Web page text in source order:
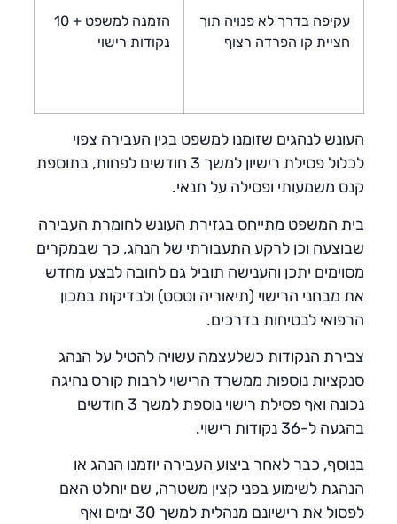
עקיפה בדרך לא פנויה תוך
חציית קו הפרדה רצוף
הזמנה למשפט + 10
נקודות רישוי
העונש לנהגים שזומנו למשפט בגין העבירה צפוי
לכלול פסילת רישיון למשך 3 חודשים לפחות, בתוספת
קנס משמעותי ופסילה על תנאי.
בית המשפט מתייחס בגזירת העונש לחומרת העבירה
שבוצעה וכן לרקע התעבורתי של הנהג, כך שבמקרים
מסוימים יתכן והענישה תוביל גם לחובה לבצע מחדש
את מבחני הרישוי (תיאוריה וטסט) ולבדיקות במכון
הרפואי לבטיחות בדרכים.
צבירת הנקודות כשלעצמה עשויה להטיל על הנהג
סנקציות נוספות ממשרד הרישוי לרבות קורס נהיגה
נכונה ואף פסילת רישוי נוספת למשך 3 חודשים
בהגעה ל-36 נקודות רישוי.
בנוסף, כבר לאחר ביצוע העבירה יוזמנו הנהג או
הנהגת לשימוע בפני קצין משטרה, שם יוחלט האם
לפסול את רישיונם מנהלית למשך 30 ימים ואף